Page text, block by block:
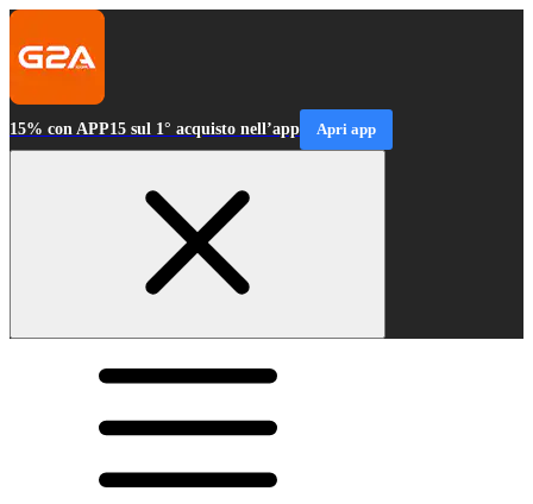
15% con APP15 sul 1° acquisto nell’app Apri app